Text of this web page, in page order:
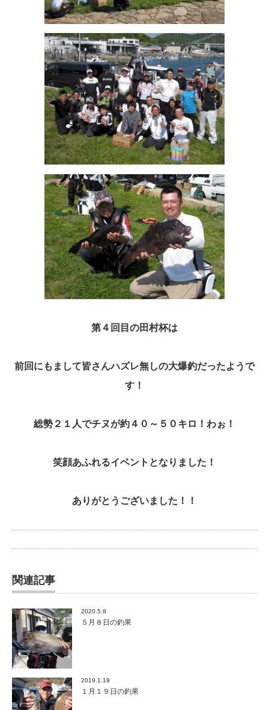
第４回目の田村杯は
前回にもまして皆さんハズレ無しの大爆釣だったようで
す！
総勢２１人でチヌが約４０～５０キロ！わぉ！
笑顔あふれるイベントとなりました！
ありがとうございました！！
関連記事
2020.5.8
５月８日の釣果
2019.1.19
１月１９日の釣果